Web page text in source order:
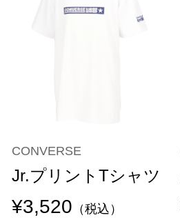
CONVERSE
Jr.プリントTシャツ
¥3,520 （税込）